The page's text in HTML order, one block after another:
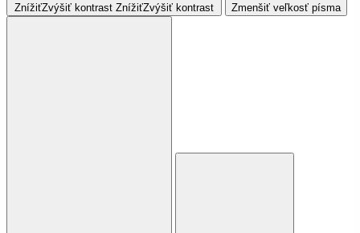
ZnížiťZvýšiť kontrast ZnížiťZvýšiť kontrast Zmenšiť veľkosť písma